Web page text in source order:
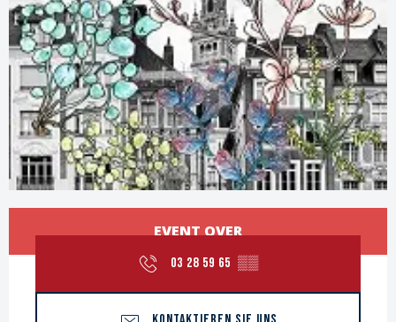
Öffnungszeiten & Kontaktdaten
EVENT OVER
03 28 59 65 ▒▒